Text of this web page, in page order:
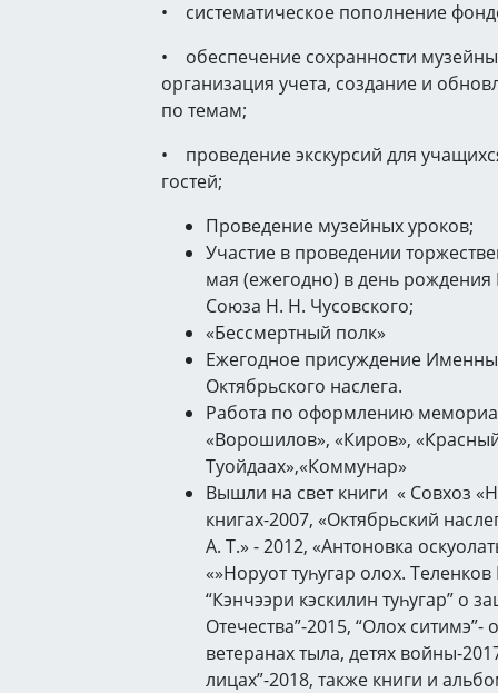
• систематическое пополнение
• обеспечение сохранности
организация учета, создание и
по темам;
• проведение экскурсий для
гостей;
Проведение музейных уроков;
Участие в проведении
мая (ежегодно) в день рождения
Союза Н. Н. Чусовского;
«Бессмертный полк»
Ежегодное присуждение
Октябрьского наслега.
Работа по оформлению
«Ворошилов», «Киров»,
Туойдаах»,«Коммунар»
Вышли на свет книги « Совхоз
книгах-2007, «Октябрьский
А. Т.» - 2012, «Антоновка
«»Норуот туһугар олох.
“Кэнчээри кэскилин туһугар” о
Отечества”-2015, “Олох ситимэ”-
ветеранах тыла, детях войны-
лицах”-2018, также книги и